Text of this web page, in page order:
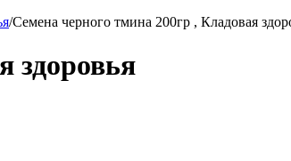
/Семена черного тмина 200гр , Кладовая
здоровья